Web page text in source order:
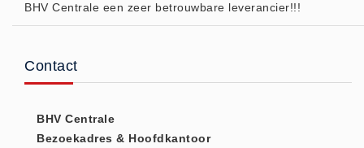
(20)
Actie (5)
BHV Centrale een zeer betrouwbare leverancier!!!
Contact
BHV Centrale
Bezoekadres & Hoofdkantoor